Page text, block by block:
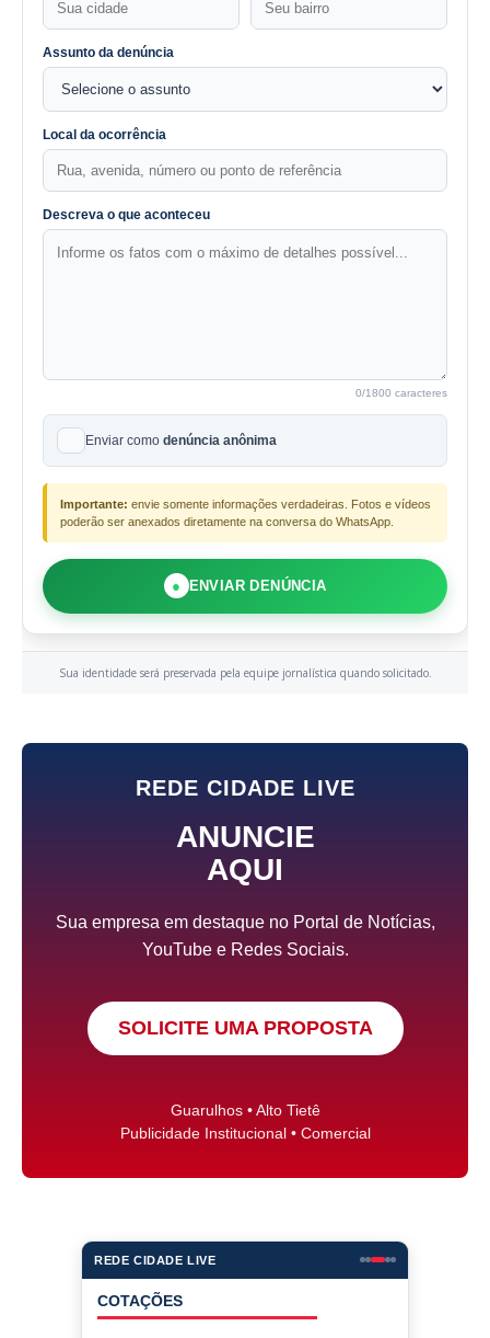
Assunto da denúncia
Local da ocorrência
Descreva o que aconteceu
0/1800 caracteres
Enviar como denúncia anônima
Importante: envie somente informações verdadeiras. Fotos e vídeos
poderão ser anexados diretamente na conversa do WhatsApp.
● ENVIAR DENÚNCIA
Sua identidade será preservada pela equipe jornalística quando solicitado.
REDE CIDADE LIVE
ANUNCIE
AQUI
Sua empresa em destaque no Portal de Notícias,
YouTube e Redes Sociais.
SOLICITE UMA PROPOSTA
Guarulhos • Alto Tietê
Publicidade Institucional • Comercial
REDE CIDADE LIVE
COTAÇÕES